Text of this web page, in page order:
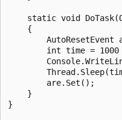
static void
    {
AutoResetEvent
int time = 1000
        are.Set();
    }
}